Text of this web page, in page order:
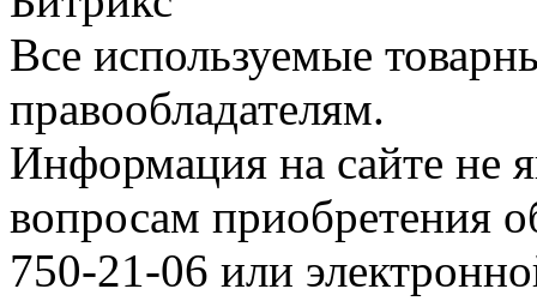
Все используемые
правообладателям.
Информация на сайте не
вопросам приобретения
750-21-06 или